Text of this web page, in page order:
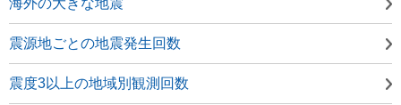
海外の大きな地震
震源地ごとの地震発生回数
震度3以上の地域別観測回数